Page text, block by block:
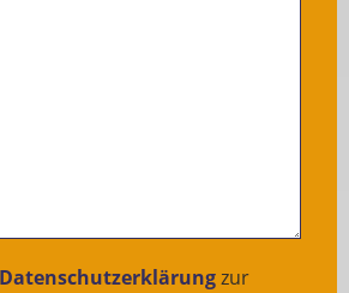
Datenschutzerklärungzur